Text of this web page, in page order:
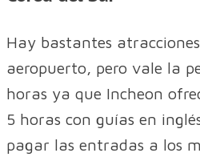
Hay bastantes
aeropuerto, pero vale la
horas ya que Incheon
5 horas con guías en
pagar las entradas a los